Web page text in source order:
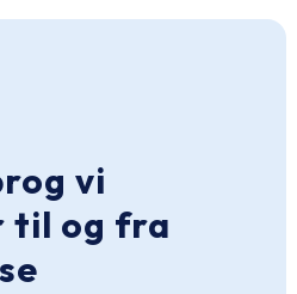
vi
og fra